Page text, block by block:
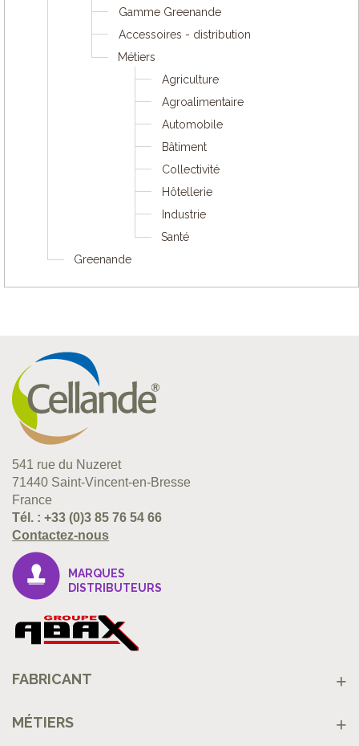
Gamme Greenande
Accessoires - distribution
Métiers
Agriculture
Agroalimentaire
Automobile
Bâtiment
Collectivité
Hôtellerie
Industrie
Santé
Greenande
541 rue du Nuzeret
71440 Saint-Vincent-en-Bresse
France
Tél. : +33 (0)3 85 76 54 66
Contactez-nous
MARQUES
DISTRIBUTEURS
FABRICANT
MÉTIERS